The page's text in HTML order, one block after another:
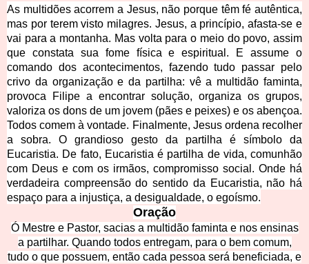
As multidões acorrem a Jesus, não porque têm fé autêntica,
mas por terem visto milagres. Jesus, a princípio, afasta-se e
vai para a montanha. Mas volta para o meio do povo, assim
que constata sua fome física e espiritual. E assume o
comando dos acontecimentos, fazendo tudo passar pelo
crivo da organização e da partilha: vê a multidão faminta,
provoca Filipe a encontrar solução, organiza os grupos,
valoriza os dons de um jovem (pães e peixes) e os abençoa.
Todos comem à vontade. Finalmente, Jesus ordena recolher
a sobra. O grandioso gesto da partilha é símbolo da
Eucaristia. De fato, Eucaristia é partilha de vida, comunhão
com Deus e com os irmãos, compromisso social. Onde há
verdadeira compreensão do sentido da Eucaristia, não há
espaço para a injustiça, a desigualdade, o egoísmo.
Oração
Ó Mestre e Pastor, sacias a multidão faminta e nos ensinas
a partilhar. Quando todos entregam, para o bem comum,
tudo o que possuem, então cada pessoa será beneficiada, e